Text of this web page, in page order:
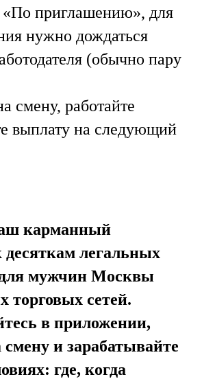
«По приглашению», для
нужно дождаться
(обычно пару
смену, работайте
выплату на следующий
карманный
легальных
для мужчин Москвы
торговых сетей.
в приложении,
и зарабатывайте
где, когда